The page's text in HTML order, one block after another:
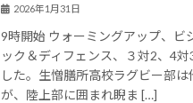
2026年1月31日
9時開始 ウォーミングアップ、ビ
ック＆ディフェンス、３対2、4
した。生憎膳所高校ラグビー部
が、陸上部に囲まれ睨ま […]